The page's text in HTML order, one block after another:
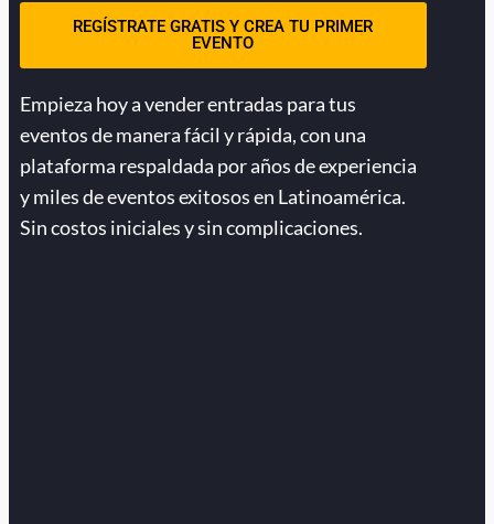
REGÍSTRATE GRATIS Y CREA TU PRIMER
EVENTO
Empieza hoy a vender entradas para tus
eventos de manera fácil y rápida, con una
plataforma respaldada por años de experiencia
y miles de eventos exitosos en Latinoamérica.
Sin costos iniciales y sin complicaciones.